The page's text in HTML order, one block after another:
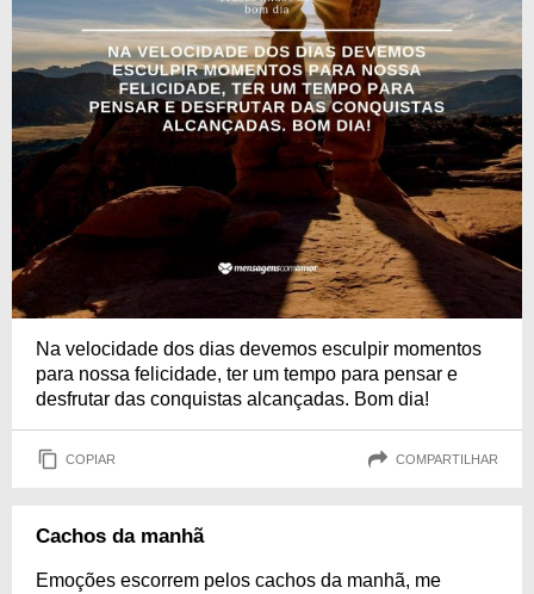
Na velocidade dos dias devemos esculpir momentos
para nossa felicidade, ter um tempo para pensar e
desfrutar das conquistas alcançadas. Bom dia!
COPIAR COMPARTILHAR
Cachos da manhã
Emoções escorrem pelos cachos da manhã, me